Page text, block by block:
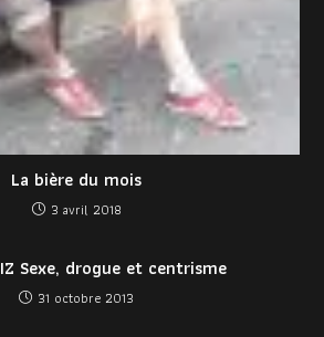
La bière du mois
3 avril 2018
Sexe, drogue et centrisme
31 octobre 2013